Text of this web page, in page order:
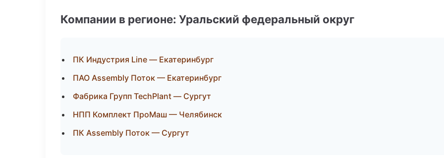
Компании в регионе: Уральский федеральный округ
ПК Индустрия Line — Екатеринбург
ПАО Assembly Поток — Екатеринбург
Фабрика Групп TechPlant — Сургут
НПП Комплект ПроМаш — Челябинск
ПК Assembly Поток — Сургут